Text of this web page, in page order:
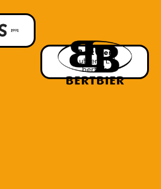
Bert Bier
Luthern, LU
bert.ch